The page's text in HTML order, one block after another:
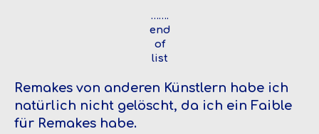
…….
end
of
list
Remakes von anderen Künstlern habe ich
natürlich nicht gelöscht, da ich ein Faible
für Remakes habe.